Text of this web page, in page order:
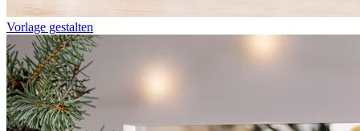
Vorlage gestalten